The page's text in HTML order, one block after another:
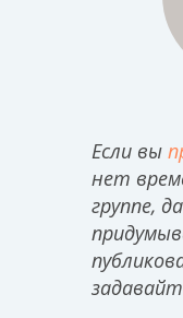
Если вы
нет
группе,